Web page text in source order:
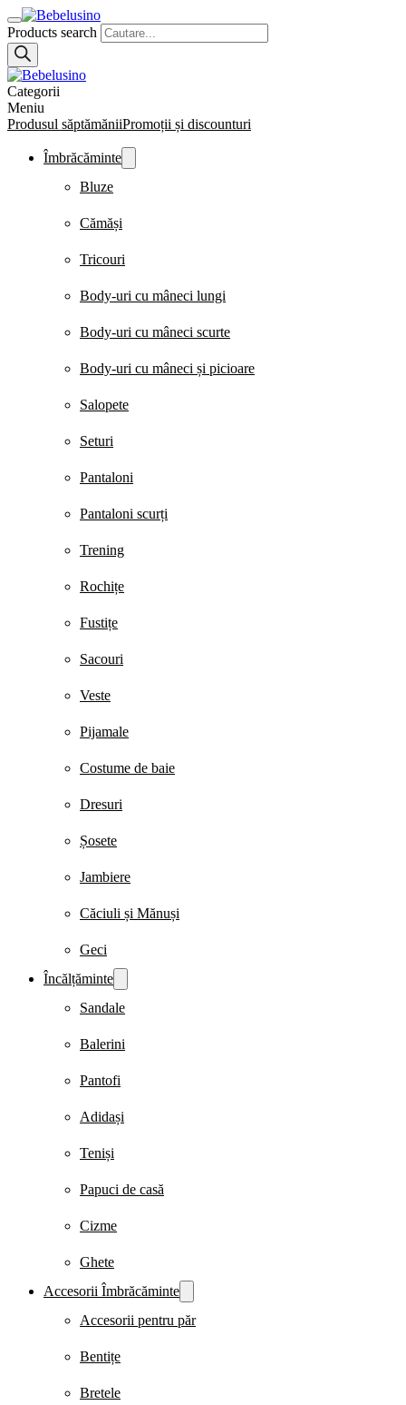
Products search
Categorii
Meniu
Produsul săptămăniiPromoții și discounturi
Îmbrăcăminte
Bluze
Cămăși
Tricouri
Body-uri cu mâneci lungi
Body-uri cu mâneci scurte
Body-uri cu mâneci și picioare
Salopete
Seturi
Pantaloni
Pantaloni scurți
Trening
Rochițe
Fustițe
Sacouri
Veste
Pijamale
Costume de baie
Dresuri
Șosete
Jambiere
Căciuli și Mănuși
Geci
Încălțăminte
Sandale
Balerini
Pantofi
Adidași
Teniși
Papuci de casă
Cizme
Ghete
Accesorii Îmbrăcăminte
Accesorii pentru păr
Bentițe
Bretele